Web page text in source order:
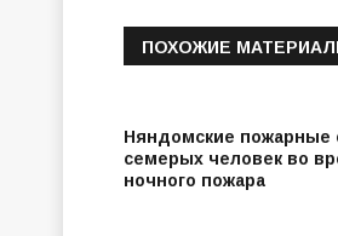
ПОХОЖИЕ
Няндомские пожарные
семерых человек во
ночного пожара